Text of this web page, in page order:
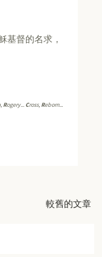
基督的名求，
Rogery... Cross, Reborn...
較舊的文章